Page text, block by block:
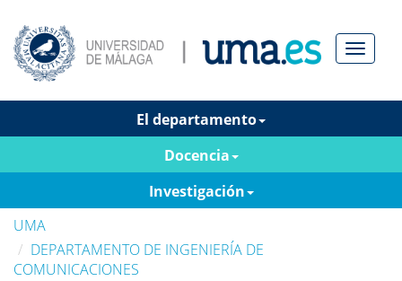
Menú
El departamento
Docencia
Investigación
UMA
DEPARTAMENTO DE INGENIERÍA DE
COMUNICACIONES